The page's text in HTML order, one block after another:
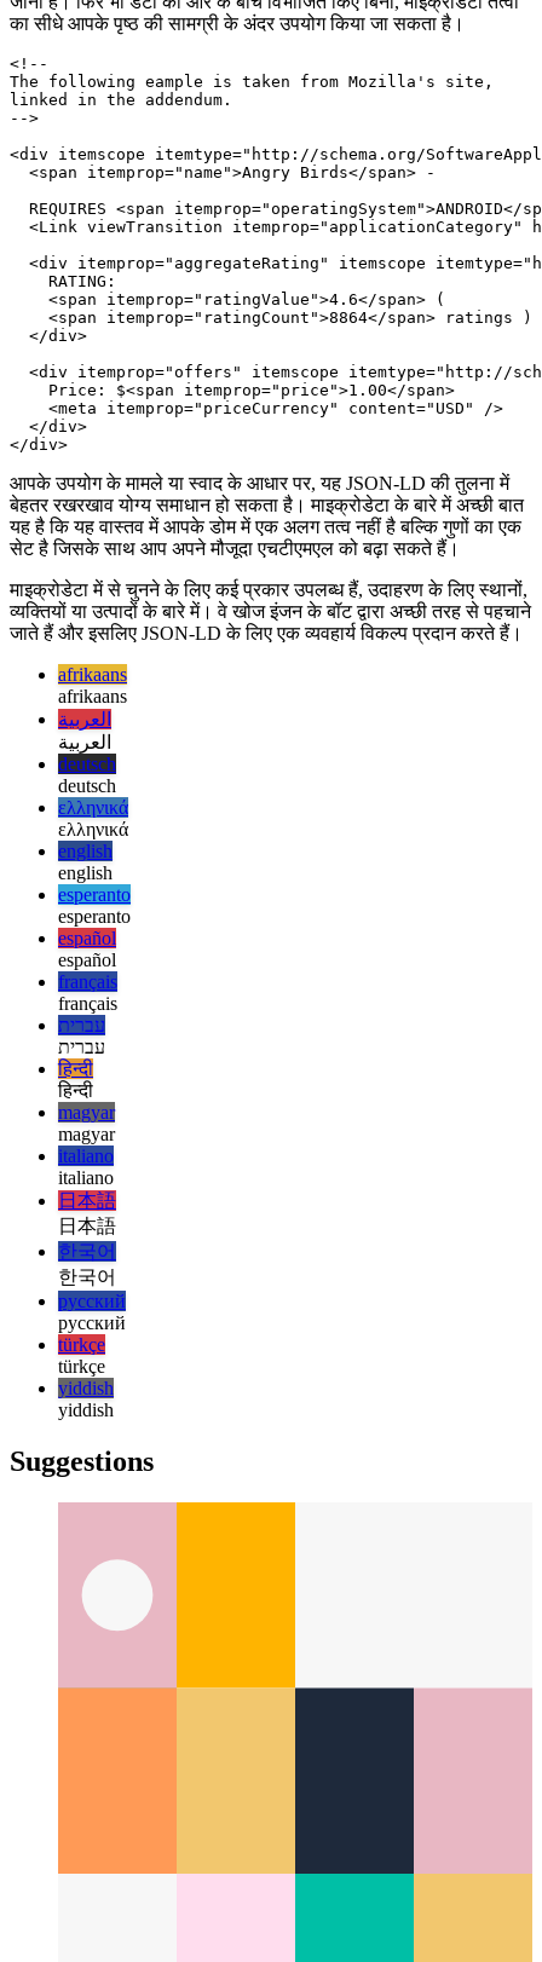
यह सब सुनने में बहुत अच्छा लगता है, लेकिन इसका माइक्रोडेटा से क्या लेना-
देना है? माइक्रोडेटा का मूल रूप से ऊपर वर्णित JSON-LD जैसा ही उद्देश्य है:
उस पृष्ठ के लिए अधिक मेटाडेटा प्रदान करें जिसमें इसका उपयोग किया गया
है। मुख्य अंतर यह है कि JSON-LD को वेब ऐप के तत्व में परिभाषित किया
जाना है। फिर भी डेटा को और के बीच विभाजित किए बिना, माइक्रोडेटा तत्वों
का सीधे आपके पृष्ठ की सामग्री के अंदर उपयोग किया जा सकता है।
<!--
The following eample is taken from Mozilla's site,
linked in the addendum.
-->
<div itemscope itemtype="http://schema.org/
  <span itemprop="name">Angry Birds</span> -
REQUIRES <span itemprop="operatingSystem">ANDROID</
<Link viewTransition itemprop="applicationCategory"
<div itemprop="aggregateRating" itemscope
    RATING:
    <span itemprop="ratingValue">4.6</span> (
    <span itemprop="ratingCount">8864</span> ratings )
  </div>
<div itemprop="offers" itemscope itemtype="http://
    Price: $<span itemprop="price">1.00</span>
    <meta itemprop="priceCurrency" content="USD" />
  </div>
आपके उपयोग के मामले या स्वाद के आधार पर, यह JSON-LD की तुलना में
बेहतर रखरखाव योग्य समाधान हो सकता है। माइक्रोडेटा के बारे में अच्छी बात
यह है कि यह वास्तव में आपके डोम में एक अलग तत्व नहीं है बल्कि गुणों का एक
सेट है जिसके साथ आप अपने मौजूदा एचटीएमएल को बढ़ा सकते हैं।
माइक्रोडेटा में से चुनने के लिए कई प्रकार उपलब्ध हैं, उदाहरण के लिए स्थानों,
व्यक्तियों या उत्पादों के बारे में। वे खोज इंजन के बॉट द्वारा अच्छी तरह से पहचाने
जाते हैं और इसलिए JSON-LD के लिए एक व्यवहार्य विकल्प प्रदान करते हैं।
afrikaans
afrikaans
العربية
العربية
deutsch
deutsch
ελληνικά
ελληνικά
english
english
esperanto
esperanto
español
español
français
français
עברית
עברית
हिन्दी
हिन्दी
magyar
magyar
italiano
italiano
日本語
日本語
한국어
한국어
русский
русский
türkçe
yiddish
Suggestions